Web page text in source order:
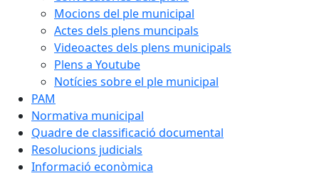
Mocions del ple municipal
Actes dels plens muncipals
Videoactes dels plens municipals
Plens a Youtube
Notícies sobre el ple municipal
PAM
Normativa municipal
Quadre de classificació documental
Resolucions judicials
Informació econòmica